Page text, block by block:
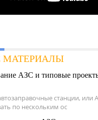
МАТЕРИАЛЫ
АЗС и типовые
станции, или
по нескольким ос